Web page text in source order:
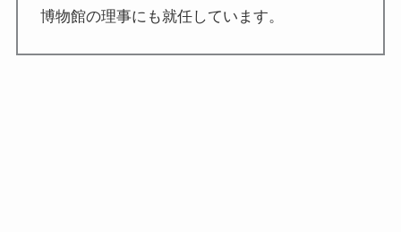
博物館の理事にも就任しています。